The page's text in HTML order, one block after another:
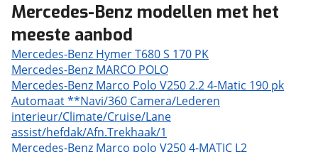
Mercedes-Benz modellen met het
meeste aanbod
Mercedes-Benz Hymer T680 S 170 PK
Mercedes-Benz MARCO POLO
Mercedes-Benz Marco Polo V250 2.2 4-Matic 190 pk
Automaat **Navi/360 Camera/Lederen
interieur/Climate/Cruise/Lane
assist/hefdak/Afn.Trekhaak/1
Mercedes-Benz Marco polo V250 4-MATIC L2